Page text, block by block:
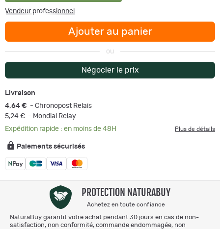
Vendeur professionnel
Ajouter au panier
ou
Négocier le prix
Livraison
4,64 € - Chronopost Relais
5,24 € - Mondial Relay
Expédition rapide : en moins de 48H
Plus de détails
Paiements sécurisés
PROTECTION NATURABUY
Achetez en toute confiance
NaturaBuy garantit votre achat pendant 30 jours en cas de non-
satisfaction, non conformité, commande endommagée, non